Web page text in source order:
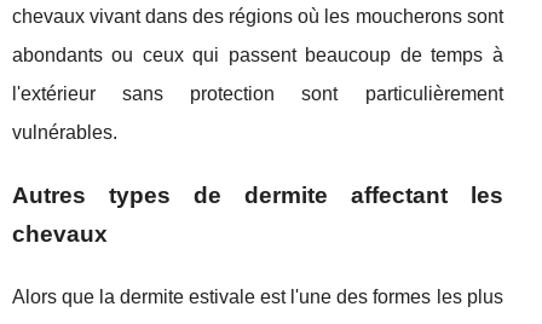
chevaux vivant dans des régions où les moucherons sont
abondants ou ceux qui passent beaucoup de temps à
l'extérieur sans protection sont particulièrement
vulnérables.
Autres types de dermite affectant les
chevaux
Alors que la dermite estivale est l'une des formes les plus